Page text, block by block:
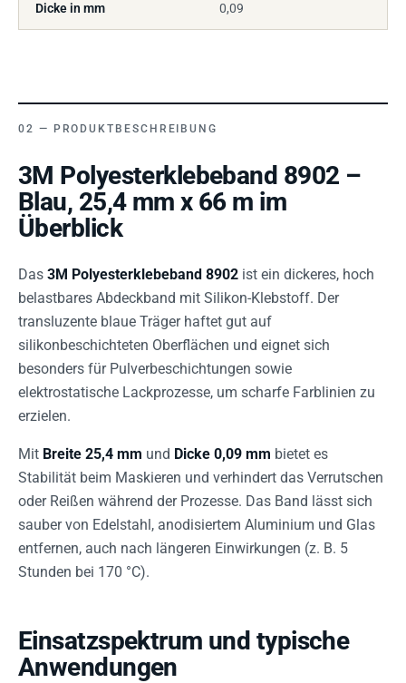
Dicke in mm 0,09
PRODUKTBESCHREIBUNG
3M Polyesterklebeband 8902 –
Blau, 25,4 mm x 66 m im
Überblick
Das 3M Polyesterklebeband 8902 ist ein dickeres, hoch
belastbares Abdeckband mit Silikon-Klebstoff. Der
transluzente blaue Träger haftet gut auf
silikonbeschichteten Oberflächen und eignet sich
besonders für Pulverbeschichtungen sowie
elektrostatische Lackprozesse, um scharfe Farblinien zu
erzielen.
Mit Breite 25,4 mm und Dicke 0,09 mm bietet es
Stabilität beim Maskieren und verhindert das Verrutschen
oder Reißen während der Prozesse. Das Band lässt sich
sauber von Edelstahl, anodisiertem Aluminium und Glas
entfernen, auch nach längeren Einwirkungen (z. B. 5
Stunden bei 170 °C).
Einsatzspektrum und typische
Anwendungen